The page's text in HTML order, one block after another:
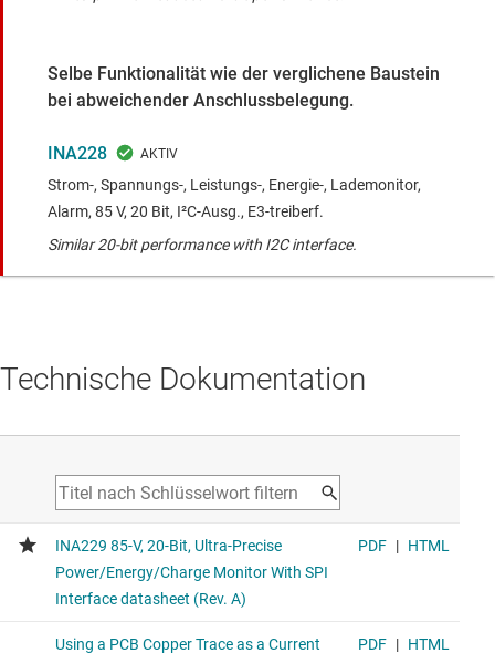
Selbe Funktionalität wie der verglichene Baustein
bei abweichender Anschlussbelegung.
INA228
Strom-, Spannungs-, Leistungs-, Energie-, Lademonitor,
Alarm, 85 V, 20 Bit, I²C-Ausg., E3-treiberf.
Similar 20-bit performance with I2C interface.
Technische Dokumentation